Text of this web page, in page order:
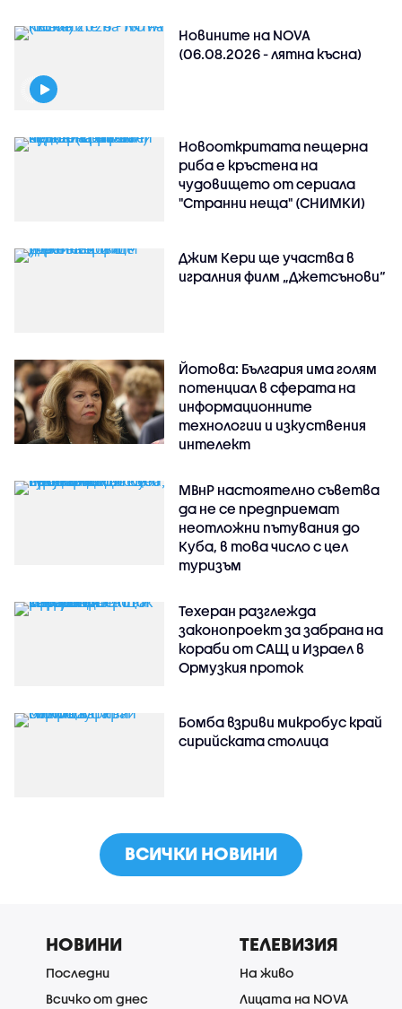
Новините на NOVA
(06.08.2026 - лятна късна)
Новооткритата пещерна
риба е кръстена на
чудовището от сериала
"Странни неща" (СНИМКИ)
Джим Кери ще участва в
игралния филм „Джетсънови“
Йотова: България има голям
потенциал в сферата на
информационните
технологии и изкуствения
интелект
МВнР настоятелно съветва
да не се предприемат
неотложни пътувания до
Куба, в това число с цел
туризъм
Техеран разглежда
законопроект за забрана на
кораби от САЩ и Израел в
Ормузкия проток
Бомба взриви микробус край
сирийската столица
ВСИЧКИ НОВИНИ
НОВИНИ
Последни
Всичко от днес
ТЕЛЕВИЗИЯ
На живо
Лицата на NOVA